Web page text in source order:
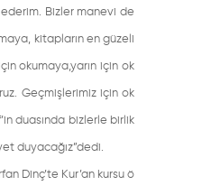
ederim. Bizler manevi de
kitapların en güzeli
için okumaya,yarın için ok
Geçmişlerimiz için ok
duasında bizlerle birlik
duyacağız”dedi.
Dinç’te Kur’an kursu ö